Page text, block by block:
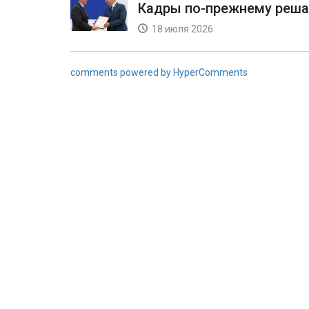
Кадры по-прежнему
18 июля 2026
comments powered by HyperComments